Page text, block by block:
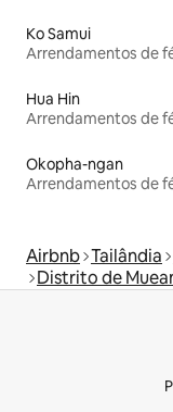
Ko Samui
Arrendamentos de
Hua Hin
Arrendamentos de
Okopha-ngan
Arrendamentos de
Airbnb Tailândia
Distrito de